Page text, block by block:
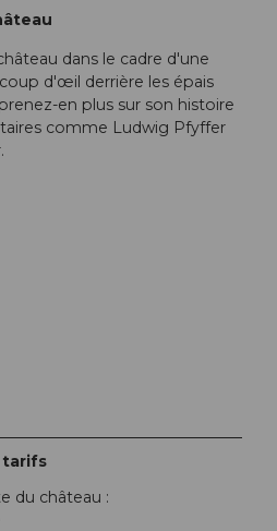
dans le cadre d'une
d'œil derrière les épais
en plus sur son histoire
comme Ludwig Pfyffer
tarifs
du château :